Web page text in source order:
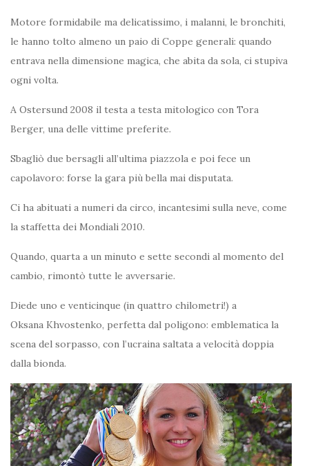
Motore formidabile ma delicatissimo, i malanni, le bronchiti,
le hanno tolto almeno un paio di Coppe generali: quando
entrava nella dimensione magica, che abita da sola, ci stupiva
ogni volta.
A Ostersund 2008 il testa a testa mitologico con Tora
Berger, una delle vittime preferite.
Sbagliò due bersagli all’ultima piazzola e poi fece un
capolavoro: forse la gara più bella mai disputata.
Ci ha abituati a numeri da circo, incantesimi sulla neve, come
la staffetta dei Mondiali 2010.
Quando, quarta a un minuto e sette secondi al momento del
cambio, rimontò tutte le avversarie.
Diede uno e venticinque (in quattro chilometri!) a
Oksana Khvostenko, perfetta dal poligono: emblematica la
scena del sorpasso, con l’ucraina saltata a velocità doppia
dalla bionda.